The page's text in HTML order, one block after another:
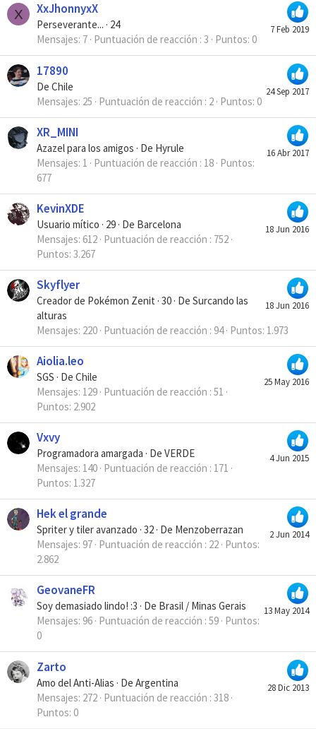
X
7 Feb 2019
XxJhonnyxX
Perseverante... · 24
Mensajes 7 Puntuación de reacción 3 Puntos 0
24 Sep 2017
17890
De Chile
Mensajes 25 Puntuación de reacción 2 Puntos 0
16 Abr 2017
XR_MINI
Azazel para los amigos · De Hyrule
Mensajes 1 Puntuación de reacción 18 Puntos
677
18 Jun 2016
KevinXDE
Usuario mítico · 29 · De Barcelona
Mensajes 612 Puntuación de reacción 752
Puntos 3.267
18 Jun 2016
Skyflyer
Creador de Pokémon Zenit · 30 · De Surcando las
alturas
Mensajes 220 Puntuación de reacción 94 Puntos 1.973
25 May 2016
Aiolia.leo
SGS · De Chile
Mensajes 129 Puntuación de reacción 51
Puntos 2.902
4 Jun 2015
Vxvy
Programadora amargada · De VERDE
Mensajes 140 Puntuación de reacción 171
Puntos 1.327
2 Jun 2014
Hek el grande
Spriter y tiler avanzado · 32 · De Menzoberrazan
Mensajes 97 Puntuación de reacción 22 Puntos
2.862
13 May 2014
GeovaneFR
Soy demasiado lindo! :3 · De Brasil / Minas Gerais
Mensajes 96 Puntuación de reacción 59 Puntos
0
28 Dic 2013
Zarto
Amo del Anti-Alias · De Argentina
Mensajes 272 Puntuación de reacción 318
Puntos 0